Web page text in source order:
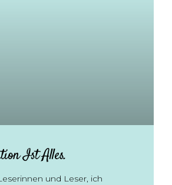
Ist Alles.
und Leser, ich